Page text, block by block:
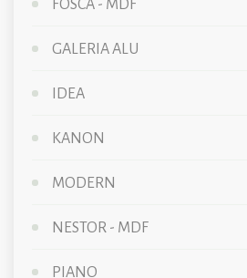
FOSCA - MDF
GALERIA ALU
IDEA
KANON
MODERN
NESTOR - MDF
PIANO